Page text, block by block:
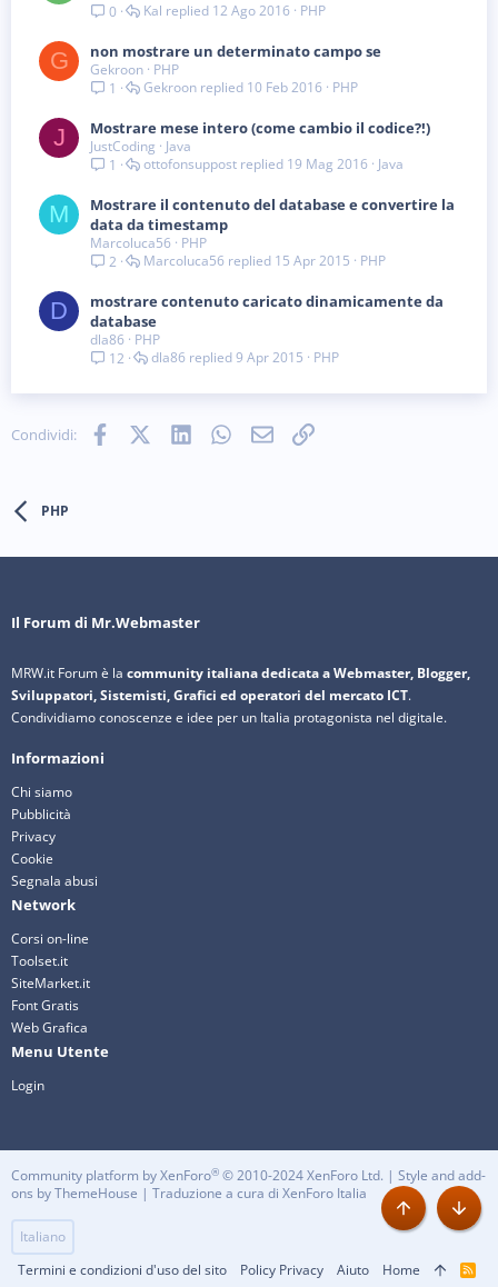
0
PHP
12 Ago 2016
Kal
G non mostrare un determinato campo se
Gekroon PHP
1
PHP
10 Feb 2016
Gekroon
J Mostrare mese intero (come cambio il codice?!)
JustCoding
Java
1
Java
19 Mag 2016
ottofonsuppost
M
Mostrare il contenuto del database e convertire la
data da timestamp
Marcoluca56
PHP
2
PHP
15 Apr 2015
Marcoluca56
D
mostrare contenuto caricato dinamicamente da
database
dla86
PHP
12
PHP
9 Apr 2015
dla86
Condividi: FacebookX (Twitter)
LinkedInWhatsApp
e-mailLink
PHP
Il Forum di Mr.Webmaster
MRW.it Forum è la community italiana dedicata a Webmaster, Blogger,
Sviluppatori, Sistemisti, Grafici ed operatori del mercato ICT.
Condividiamo conoscenze e idee per un Italia protagonista nel digitale.
Informazioni
Chi siamo
Pubblicità
Privacy
Cookie
Segnala abusi
Network
Corsi on-line
Toolset.it
SiteMarket.it
Font Gratis
Web Grafica
Menu Utente
Login
Italiano
Termini e condizioni d'uso del sito
Policy Privacy Aiuto Home
R
S
Community platform by XenForo® © 2010-2024 XenForo Ltd. | Style and add-
ons by ThemeHouse | Traduzione a cura di XenForo Italia
Alto Basso